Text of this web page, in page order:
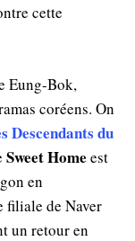
cette
Eung-Bok,
coréens. On
Descendants du
Sweet Home est
en
filiale de Naver
un retour en